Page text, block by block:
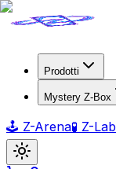
Prodotti
Mystery Z-Box
🕹️ Z-Arena🧪 Z-Lab